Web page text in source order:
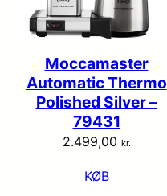
Moccamaster
Automatic Thermo
Polished Silver –
79431
2.499,00 kr.
KØB